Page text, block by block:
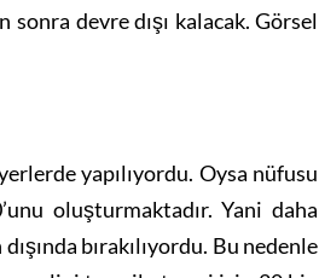
sonra devre dışı kalacak. Görsel
yapılıyordu. Oysa nüfusu
oluşturmaktadır. Yani daha
bırakılıyordu. Bu nedenle